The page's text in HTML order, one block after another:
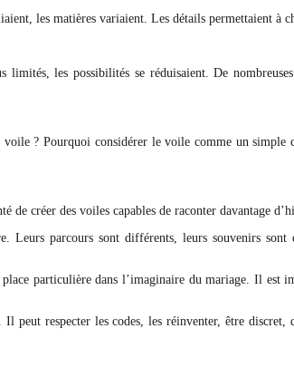
les matières variaient. Les détails permettaient à
limités, les possibilités se réduisaient. De
? Pourquoi considérer le voile comme un simple
de créer des voiles capables de raconter davantage
Leurs parcours sont différents, leurs souvenirs
particulière dans l’imaginaire du mariage. Il est
peut respecter les codes, les réinventer, être